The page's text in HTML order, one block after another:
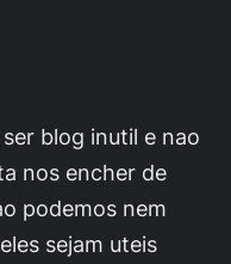
blog inutil e nao
nos encher de
podemos nem
sejam uteis